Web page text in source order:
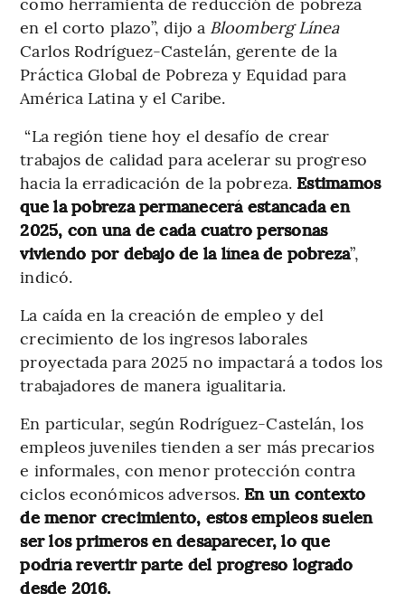
en el corto plazo”, dijo a Bloomberg Línea
Carlos Rodríguez-Castelán, gerente de la
Práctica Global de Pobreza y Equidad para
América Latina y el Caribe.
“La región tiene hoy el desafío de crear
trabajos de calidad para acelerar su progreso
hacia la erradicación de la pobreza. Estimamos
que la pobreza permanecerá estancada en
2025, con una de cada cuatro personas
viviendo por debajo de la línea de pobreza”,
indicó.
La caída en la creación de empleo y del
crecimiento de los ingresos laborales
proyectada para 2025 no impactará a todos los
trabajadores de manera igualitaria.
En particular, según Rodríguez-Castelán, los
empleos juveniles tienden a ser más precarios
e informales, con menor protección contra
ciclos económicos adversos. En un contexto
de menor crecimiento, estos empleos suelen
ser los primeros en desaparecer, lo que
podría revertir parte del progreso logrado
desde 2016.